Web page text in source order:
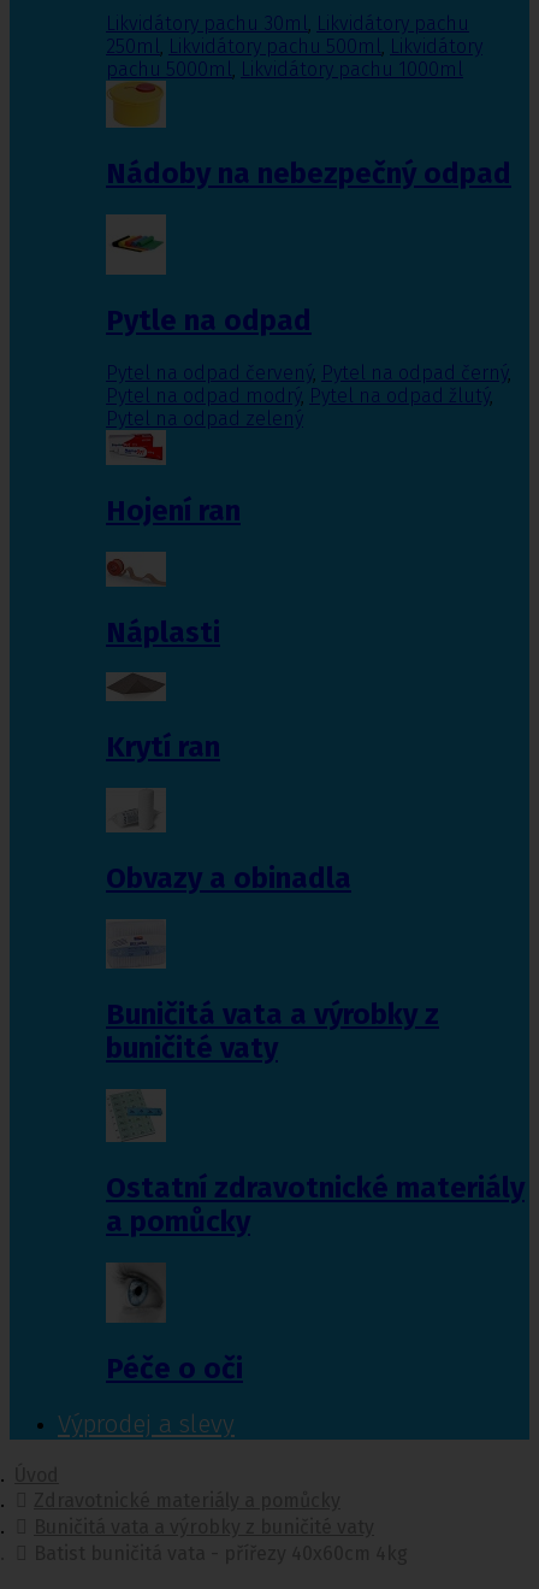
Likvidátory pachu 30ml, Likvidátory pachu
250ml, Likvidátory pachu 500ml, Likvidátory
pachu 5000ml, Likvidátory pachu 1000ml
Nádoby na nebezpečný odpad
Pytle na odpad
Pytel na odpad červený, Pytel na odpad černý,
Pytel na odpad modrý, Pytel na odpad žlutý,
Pytel na odpad zelený
Hojení ran
Náplasti
Krytí ran
Obvazy a obinadla
Buničitá vata a výrobky z
buničité vaty
Ostatní zdravotnické materiály
a pomůcky
Péče o oči
Výprodej a slevy